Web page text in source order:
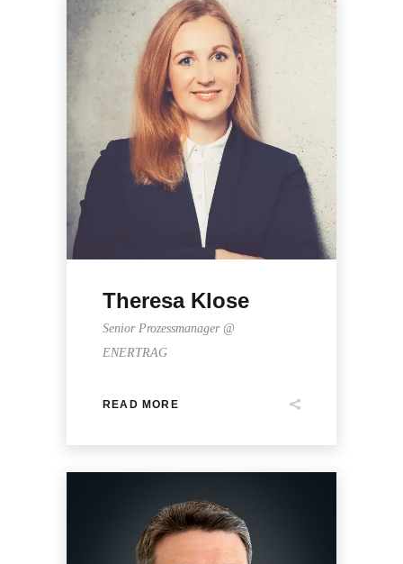
Theresa Klose
Senior Prozessmanager @
ENERTRAG
READ MORE